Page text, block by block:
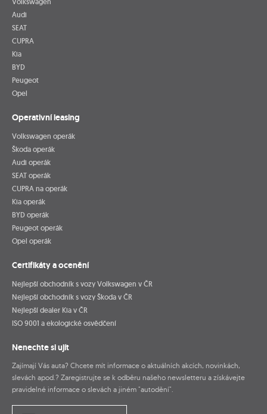
Audi
SEAT
CUPRA
Kia
BYD
Peugeot
Opel
Operativní leasing
Volkswagen operák
Škoda operák
Audi operák
SEAT operák
CUPRA na operák
Kia operák
BYD operák
Peugeot operák
Opel operák
Certifikáty a ocenění
Nejlepší obchodník s vozy Volkswagen v ČR
Nejlepší obchodník s vozy Škoda v ČR
Nejlepší dealer Kia v ČR
ISO 9001 a ekologické osvědčení
Nenechte si ujít
Zajímají Vás auta? Chcete mít informace o aktuálních akcích, novinkách,
slevách apod.? Zaregistrujte se k odběru našeho newsletteru a získávejte
pravidelné informace o slevách a jiném "autodění".